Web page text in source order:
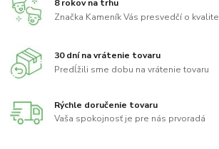
8 rokov na trhu
Značka Kameník Vás presvedčí o kvalite
30 dní na vrátenie tovaru
Predĺžili sme dobu na vrátenie tovaru
Rýchle doručenie tovaru
Vaša spokojnosť je pre nás prvoradá